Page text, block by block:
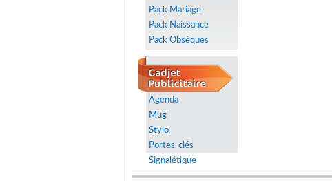
Pack Mariage
Pack Naissance
Pack Obsèques
Agenda
Mug
Stylo
Portes-clés
Signalétique